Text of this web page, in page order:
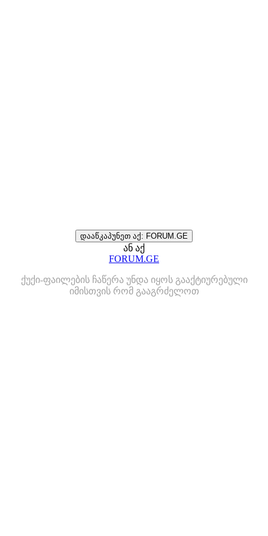
დააწკაპუნეთ აქ: FORUM.GE
ან აქ
FORUM.GE
ქუქი-ფაილების ჩაწერა უნდა იყოს გააქტიურებული
იმისთვის რომ გააგრძელოთ